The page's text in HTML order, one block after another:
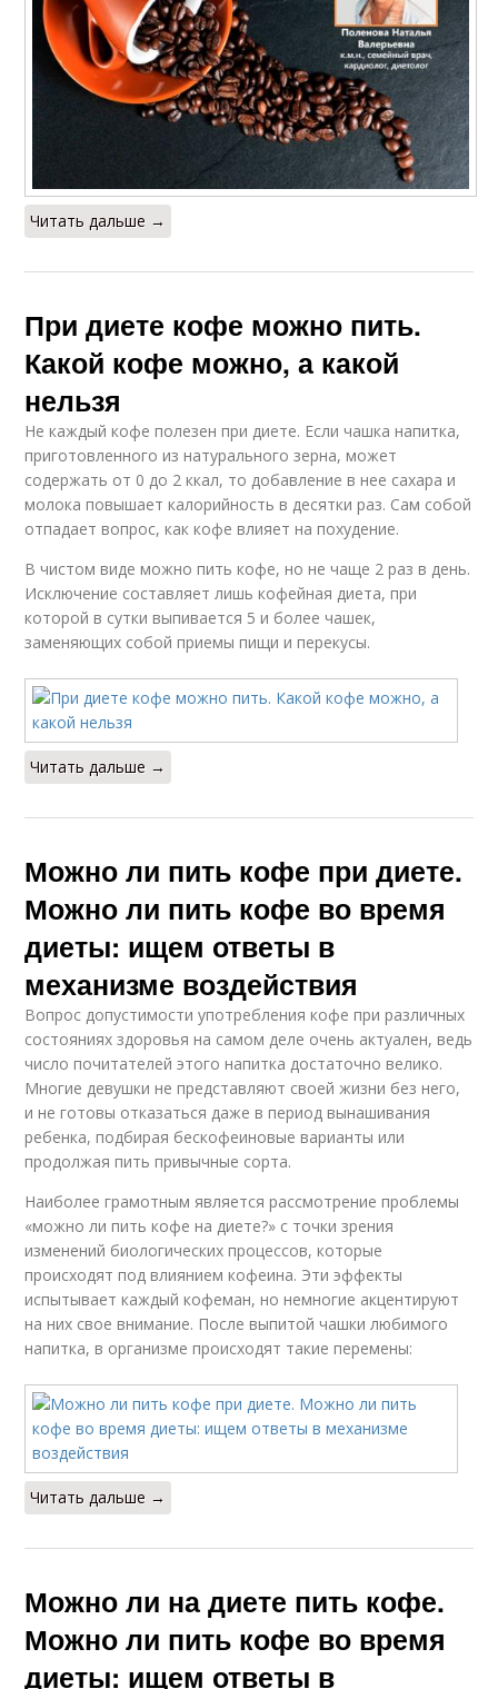
Читать дальше →
При диете кофе можно пить.
Какой кофе можно, а какой
нельзя
Не каждый кофе полезен при диете. Если чашка напитка,
приготовленного из натурального зерна, может
содержать от 0 до 2 ккал, то добавление в нее сахара и
молока повышает калорийность в десятки раз. Сам собой
отпадает вопрос, как кофе влияет на похудение.
В чистом виде можно пить кофе, но не чаще 2 раз в день.
Исключение составляет лишь кофейная диета, при
которой в сутки выпивается 5 и более чашек,
заменяющих собой приемы пищи и перекусы.
Читать дальше →
Можно ли пить кофе при диете.
Можно ли пить кофе во время
диеты: ищем ответы в
механизме воздействия
Вопрос допустимости употребления кофе при различных
состояниях здоровья на самом деле очень актуален, ведь
число почитателей этого напитка достаточно велико.
Многие девушки не представляют своей жизни без него,
и не готовы отказаться даже в период вынашивания
ребенка, подбирая бескофеиновые варианты или
продолжая пить привычные сорта.
Наиболее грамотным является рассмотрение проблемы
«можно ли пить кофе на диете?» с точки зрения
изменений биологических процессов, которые
происходят под влиянием кофеина. Эти эффекты
испытывает каждый кофеман, но немногие акцентируют
на них свое внимание. После выпитой чашки любимого
напитка, в организме происходят такие перемены:
Читать дальше →
Можно ли на диете пить кофе.
Можно ли пить кофе во время
диеты: ищем ответы в